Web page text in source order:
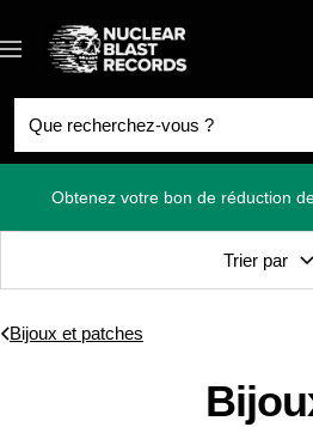
au
contenu
Navigation
Nuclear
Blast
Obtenez votre bon de réduction
Trier par
Bijoux et patches